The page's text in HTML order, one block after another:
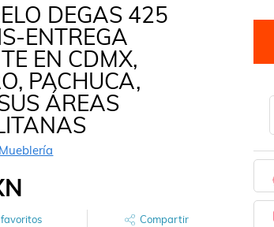
DEGAS 425
ENTREGA
EN CDMX,
PACHUCA,
ÁREAS
Compartir